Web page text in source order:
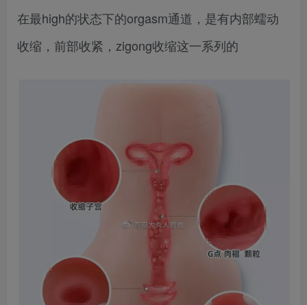
在最high的状态下的orgasm通道，是有内部蠕动
收缩，前部收紧，zigong收缩这一系列的